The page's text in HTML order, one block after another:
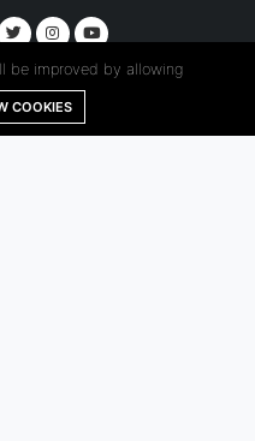
All Rights Reserved.
be improved by allowing
COOKIES